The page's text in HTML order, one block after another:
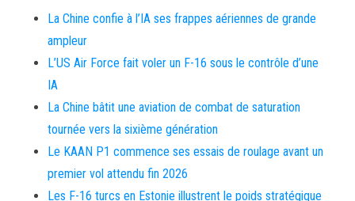
La Chine confie à l’IA ses frappes aériennes de grande
ampleur
L’US Air Force fait voler un F-16 sous le contrôle d’une
IA
La Chine bâtit une aviation de combat de saturation
tournée vers la sixième génération
Le KAAN P1 commence ses essais de roulage avant un
premier vol attendu fin 2026
Les F-16 turcs en Estonie illustrent le poids stratégique